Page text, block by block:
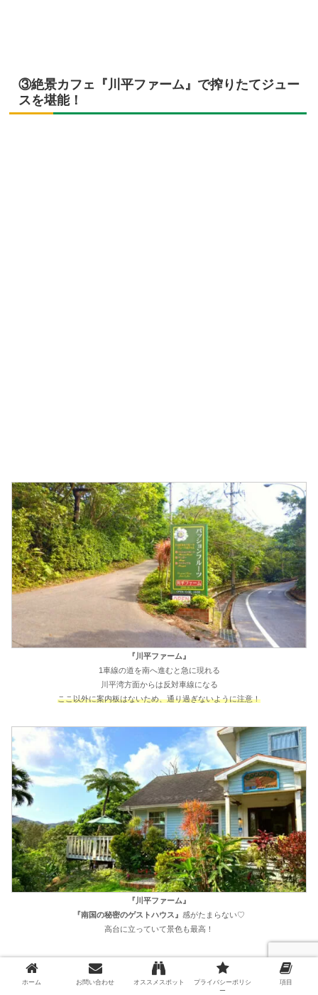
③絶景カフェ『川平ファーム』で搾りたてジュー
スを堪能！
『川平ファーム』
1車線の道を南へ進むと急に現れる
川平湾方面からは反対車線になる
ここ以外に案内板はないため、通り過ぎないように注意！
『川平ファーム』
『南国の秘密のゲストハウス』 感がたまらない♡
高台に立っていて景色も最高！
川平ファーム
ホーム お問い合わせ オススメスポット
プライバシーポリシ
ー
項目